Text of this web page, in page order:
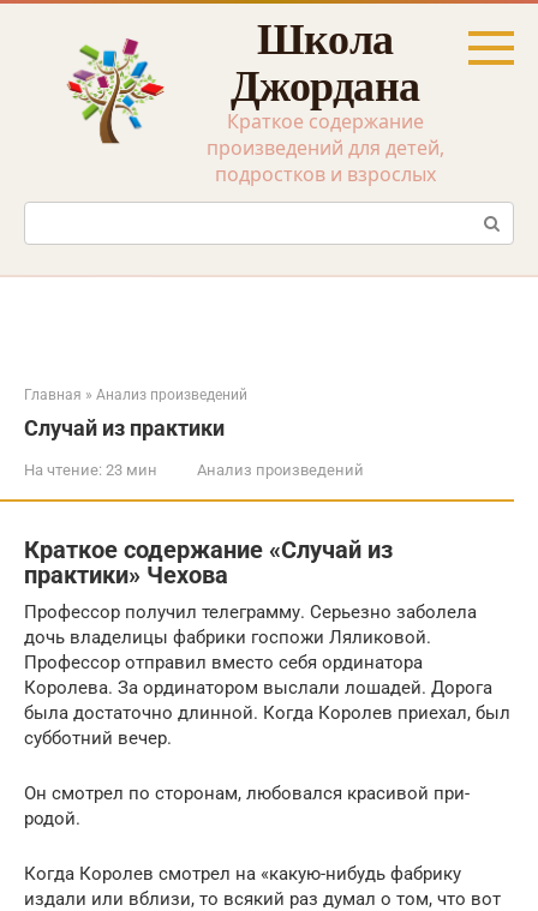
Перейти
Школа
Джордана
Краткое содержание
произведений для детей,
подростков и взрослых
Поиск:
Главная » Анализ произведений
Случай из практики
На чтение: 23 мин Анализ произведений
Краткое содержание «Случай из
практики» Чехова
Профессор получил телеграмму. Серьезно за­болела
дочь владелицы фабрики госпожи Ляликовой.
Профессор отправил вместо себя ордина­тора
Королева. За ординатором выслали лошадей. Дорога
была достаточно длинной. Ког­да Королев приехал, был
субботний вечер.
Он смотрел по сторонам, любовался красивой при­
родой.
Когда Королев смотрел на «какую-нибудь фабрику
издали или вблизи, то всякий раз ду­мал о том, что вот